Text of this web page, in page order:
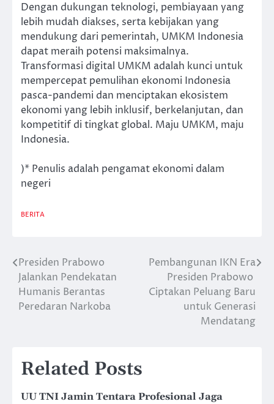
Dengan dukungan teknologi, pembiayaan yang
lebih mudah diakses, serta kebijakan yang
mendukung dari pemerintah, UMKM Indonesia
dapat meraih potensi maksimalnya.
Transformasi digital UMKM adalah kunci untuk
mempercepat pemulihan ekonomi Indonesia
pasca-pandemi dan menciptakan ekosistem
ekonomi yang lebih inklusif, berkelanjutan, dan
kompetitif di tingkat global. Maju UMKM, maju
Indonesia.
)* Penulis adalah pengamat ekonomi dalam
negeri
BERITA
Post
navigation
Presiden Prabowo
Jalankan Pendekatan
Humanis Berantas
Peredaran Narkoba
Pembangunan IKN Era
Presiden Prabowo
Ciptakan Peluang Baru
untuk Generasi
Mendatang
Related Posts
UU TNI Jamin Tentara Profesional Jaga